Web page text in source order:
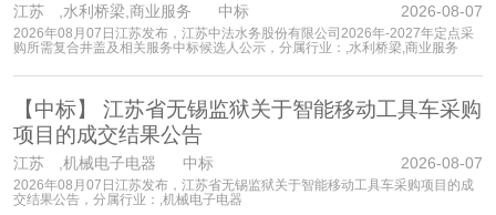
江苏 ,水利桥梁,商业服务 中标 2026-08-07
2026年08月07日江苏发布，江苏中法水务股份有限公司2026年-2027年定点采
购所需复合井盖及相关服务中标候选人公示，分属行业：,水利桥梁,商业服务
【中标】 江苏省无锡监狱关于智能移动工具车采购
项目的成交结果公告
江苏 ,机械电子电器 中标 2026-08-07
2026年08月07日江苏发布，江苏省无锡监狱关于智能移动工具车采购项目的成
交结果公告，分属行业：,机械电子电器